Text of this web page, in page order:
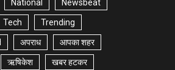
National Newsbeat
Tech Trending
अपराध आपका शहर
ऋषिकेश खबर हटकर